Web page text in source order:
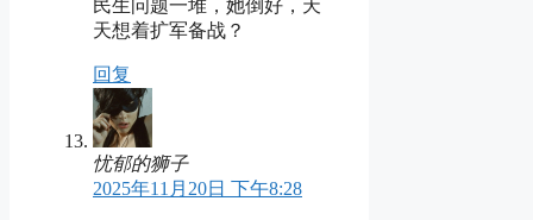
民生问题一堆，她倒好，天
天想着扩军备战？
回复
忧郁的狮子
2025年11月20日 下午8:28